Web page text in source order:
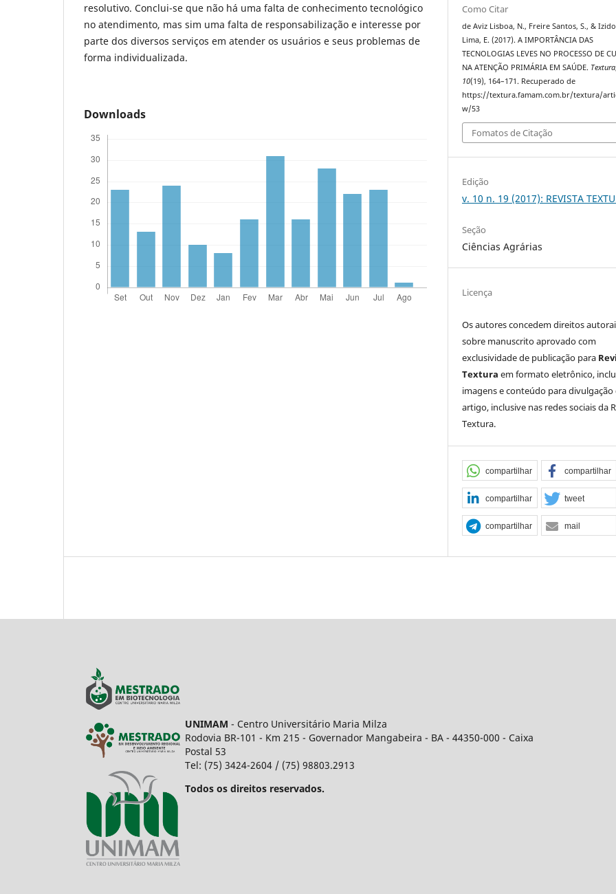
resolutivo. Conclui-se que não há uma falta de conhecimento tecnológico
no atendimento, mas sim uma falta de responsabilização e interesse por
parte dos diversos serviços em atender os usuários e seus problemas de
forma individualizada.
Downloads
Como Citar
de Aviz Lisboa, N., Freire Santos, S., &
Lima, E. (2017). A IMPORTÂNCIA DAS
TECNOLOGIAS LEVES NO PROCESSO DE
NA ATENÇÃO PRIMÁRIA EM SAÚDE. Textura
10(19), 164–171. Recuperado de
https://textura.famam.com.br/textura/
w/53
Fomatos de Citação
Edição
v. 10 n. 19 (2017): REVISTA
Seção
Ciências Agrárias
Licença
Os autores concedem direitos
sobre manuscrito aprovado com
exclusividade de publicação para
Textura em formato eletrônico,
imagens e conteúdo para divulgação
artigo, inclusive nas redes sociais da
Textura.
compartilhar compartilhar
compartilhar tweet
compartilhar mail
UNIMAM - Centro Universitário Maria Milza
Rodovia BR-101 - Km 215 - Governador Mangabeira - BA - 44350-000 - Caixa
Postal 53
Tel: (75) 3424-2604 / (75) 98803.2913
Todos os direitos reservados.